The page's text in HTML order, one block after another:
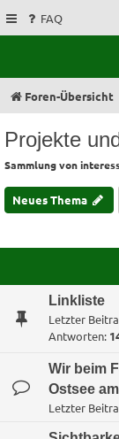
FAQ
Foren-Übersicht
Projekte
Sammlung von
Neues Thema
Linkliste
Letzter
Antworten:
Wir beim
Ostsee
Letzter